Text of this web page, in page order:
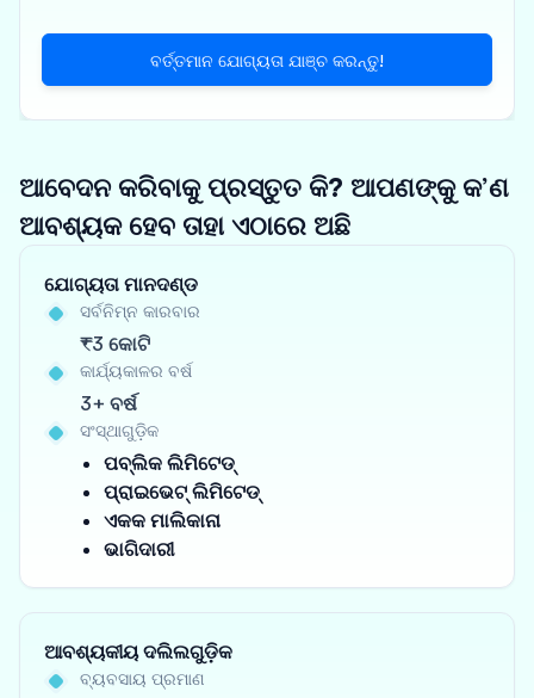
ବର୍ତ୍ତମାନ ଯୋଗ୍ୟତା ଯାଞ୍ଚ କରନ୍ତୁ!
ଆବେଦନ କରିବାକୁ ପ୍ରସ୍ତୁତ କି? ଆପଣଙ୍କୁ କ’ଣ
ଆବଶ୍ୟକ ହେବ ତାହା ଏଠାରେ ଅଛି
ଯୋଗ୍ୟତା ମାନଦଣ୍ଡ
ସର୍ବନିମ୍ନ କାରବାର
₹3 କୋଟି
କାର୍ଯ୍ୟକାଳର ବର୍ଷ
3+ ବର୍ଷ
ସଂସ୍ଥାଗୁଡ଼ିକ
ପବ୍ଲିକ ଲିମିଟେଡ୍
ପ୍ରାଇଭେଟ୍ ଲିମିଟେଡ୍
ଏକକ ମାଲିକାନା
ଭାଗିଦାରୀ
ଆବଶ୍ୟକୀୟ ଦଲିଲଗୁଡ଼ିକ
ବ୍ୟବସାୟ ପ୍ରମାଣ